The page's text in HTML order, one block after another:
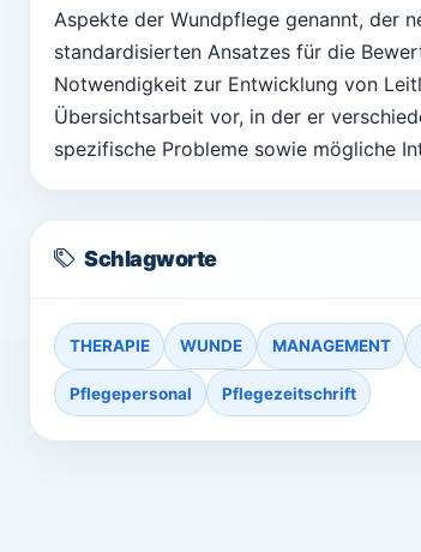
Aspekte der Wundpflege genannt, der
standardisierten Ansatzes für die
Notwendigkeit zur Entwicklung von
Übersichtsarbeit vor, in der er
spezifische Probleme sowie mögliche
Schlagworte
THERAPIE WUNDE MANAGEMENT
Pflegepersonal Pflegezeitschrift